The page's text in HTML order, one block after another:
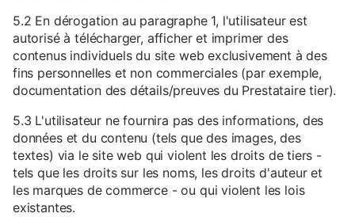
5.2 En dérogation au paragraphe 1, l'utilisateur est
autorisé à télécharger, afficher et imprimer des
contenus individuels du site web exclusivement à des
fins personnelles et non commerciales (par exemple,
documentation des détails/preuves du Prestataire tier).
5.3 L'utilisateur ne fournira pas des informations, des
données et du contenu (tels que des images, des
textes) via le site web qui violent les droits de tiers -
tels que les droits sur les noms, les droits d'auteur et
les marques de commerce - ou qui violent les lois
existantes.